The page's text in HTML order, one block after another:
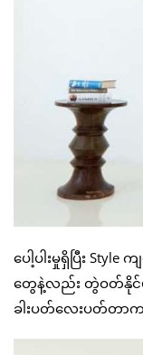
ပေါ့ပါးမှုရှိပြီး
တွေနဲ့လည်း တွဲဝတ်နိုင်
ခါးပတ်လေးပတ်တာက